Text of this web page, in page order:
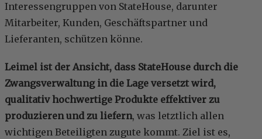
Interessengruppen von StateHouse, darunter
Mitarbeiter, Kunden, Geschäftspartner und
Lieferanten, schützen könne.
Leimel ist der Ansicht, dass StateHouse durch die
Zwangsverwaltung in die Lage versetzt wird,
qualitativ hochwertige Produkte effektiver zu
produzieren und zu liefern, was letztlich allen
wichtigen Beteiligten zugute kommt. Ziel ist es,